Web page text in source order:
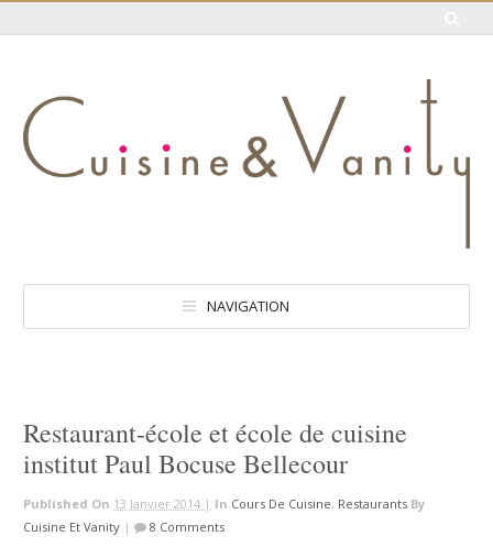
NAVIGATION
Restaurant-école et école de cuisine
institut Paul Bocuse Bellecour
Published On 13 Janvier 2014 | In Cours De Cuisine, Restaurants By
Cuisine Et Vanity | 8 Comments